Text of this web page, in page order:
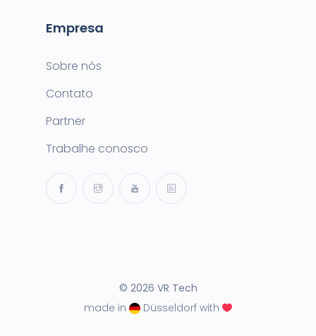
Empresa
Sobre nós
Contato
Partner
Trabalhe conosco
© 2026 VR Tech
made in
Düsseldorf with